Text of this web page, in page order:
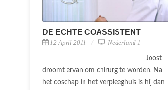
DE ECHTE COASSISTENT
12 April 2011 Nederland 1
Joost
droomt ervan om chirurg te worden. Na
het coschap in het verpleeghuis is hij dan